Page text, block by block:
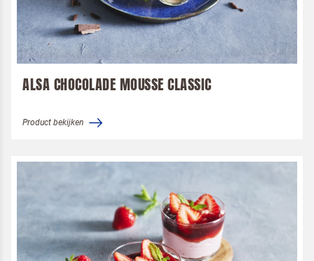
ALSA CHOCOLADE MOUSSE CLASSIC
Product bekijken